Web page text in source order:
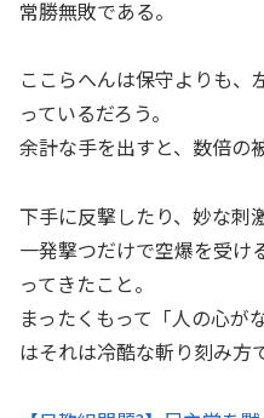
常勝無敗である。
ここらへんは保守よりも、
っているだろう。
余計な手を出すと、数倍の
下手に反撃したり、妙な刺
一発撃つだけで空爆を受け
ってきたこと。
まったくもって「人の心が
はそれは冷酷な斬り刻み方